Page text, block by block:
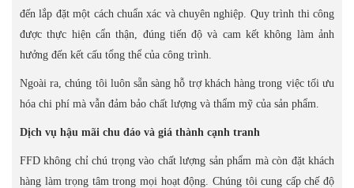
đến lắp đặt một cách chuẩn xác và chuyên nghiệp. Quy trình thi công
được thực hiện cẩn thận, đúng tiến độ và cam kết không làm ảnh
hưởng đến kết cấu tổng thể của công trình.
Ngoài ra, chúng tôi luôn sẵn sàng hỗ trợ khách hàng trong việc tối ưu
hóa chi phí mà vẫn đảm bảo chất lượng và thẩm mỹ của sản phẩm.
Dịch vụ hậu mãi chu đáo và giá thành cạnh tranh
FFD không chỉ chú trọng vào chất lượng sản phẩm mà còn đặt khách
hàng làm trọng tâm trong mọi hoạt động. Chúng tôi cung cấp chế độ